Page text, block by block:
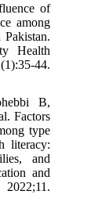
of
among
Pakistan.
Health
44.
B,
Factors
type
literacy:
and
and